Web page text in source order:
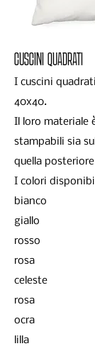
CUSCINI QUADRATI
I cuscini
40x40.
Il loro materiale
stampabili sia
quella
I colori
bianco
giallo
rosso
rosa
celeste
rosa
ocra
lilla